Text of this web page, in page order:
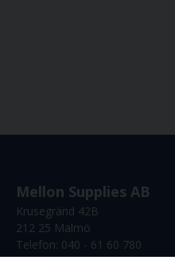
Mellon Supplies AB
Krusegränd 42B
212 25 Malmö
Telefon: 040 - 61 60 780